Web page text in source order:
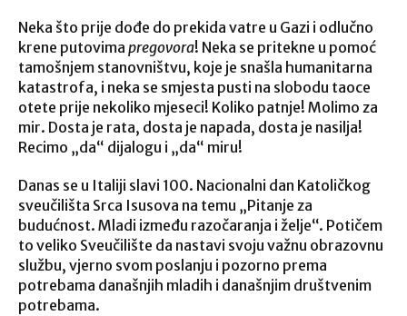
Neka što prije dođe do prekida vatre u Gazi i odlučno
krene putovima pregovora! Neka se pritekne u pomoć
tamošnjem stanovništvu, koje je snašla humanitarna
katastrofa, i neka se smjesta pusti na slobodu taoce
otete prije nekoliko mjeseci! Koliko patnje! Molimo za
mir. Dosta je rata, dosta je napada, dosta je nasilja!
Recimo „da“ dijalogu i „da“ miru!
Danas se u Italiji slavi 100. Nacionalni dan Katoličkog
sveučilišta Srca Isusova na temu „Pitanje za
budućnost. Mladi između razočaranja i želje“. Potičem
to veliko Sveučilište da nastavi svoju važnu obrazovnu
službu, vjerno svom poslanju i pozorno prema
potrebama današnjih mladih i današnjim društvenim
potrebama.